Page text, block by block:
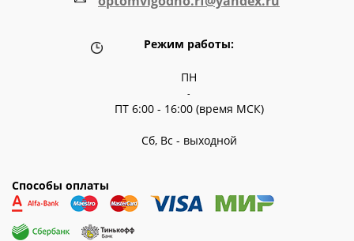
Режим работы:
ПН
-
ПТ 6:00 - 16:00 (время МСК)
Сб, Вс - выходной
Способы оплаты